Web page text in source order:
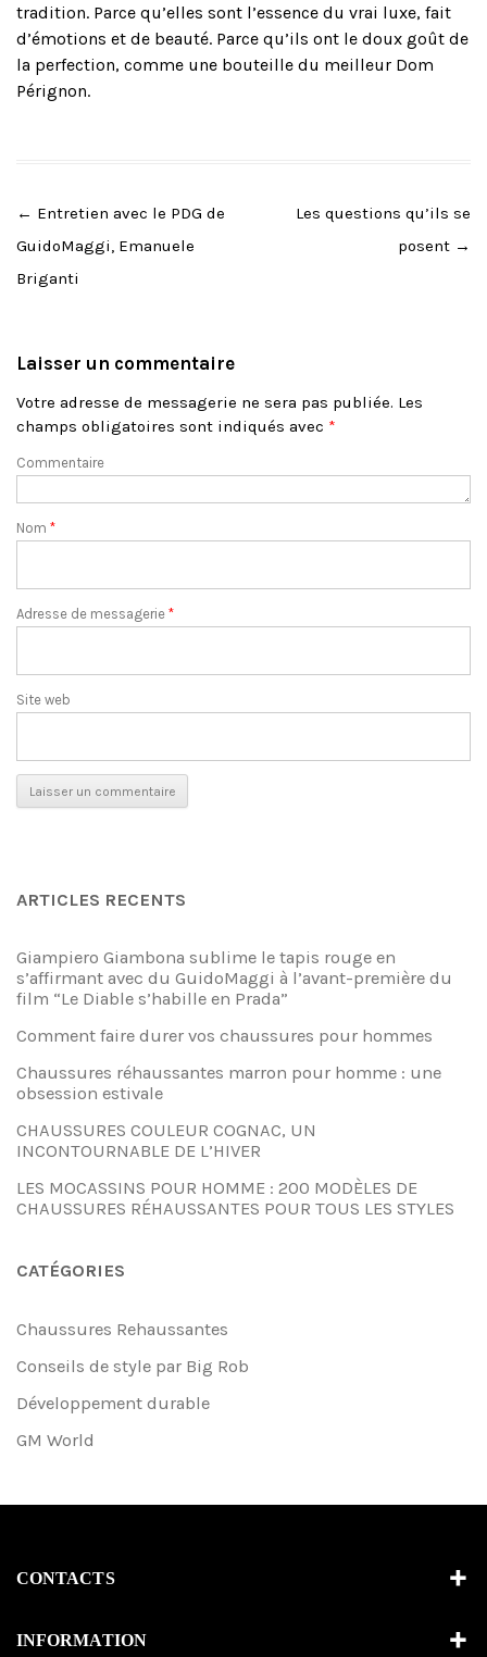
tradition. Parce qu’elles sont l’essence du vrai luxe, fait
d’émotions et de beauté. Parce qu’ils ont le doux goût de
la perfection, comme une bouteille du meilleur Dom
Pérignon.
Post
← Entretien avec le PDG de
GuidoMaggi, Emanuele
Briganti
Les questions qu’ils se
posent →
Laisser un commentaire
Votre adresse de messagerie ne sera pas publiée. Les
champs obligatoires sont indiqués avec *
Commentaire
Nom *
Adresse de messagerie *
Site web
ARTICLES RECENTS
Giampiero Giambona sublime le tapis rouge en
s’affirmant avec du GuidoMaggi à l’avant-première du
film “Le Diable s’habille en Prada”
Comment faire durer vos chaussures pour hommes
Chaussures réhaussantes marron pour homme : une
obsession estivale
CHAUSSURES COULEUR COGNAC, UN
INCONTOURNABLE DE L’HIVER
LES MOCASSINS POUR HOMME : 200 MODÈLES DE
CHAUSSURES RÉHAUSSANTES POUR TOUS LES STYLES
CATÉGORIES
Chaussures Rehaussantes
Conseils de style par Big Rob
Développement durable
GM World
CONTACTS
INFORMATION